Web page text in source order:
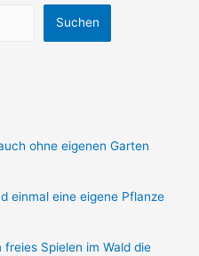
Suchen
ohne eigenen Garten
einmal eine eigene Pflanze
Spielen im Wald die